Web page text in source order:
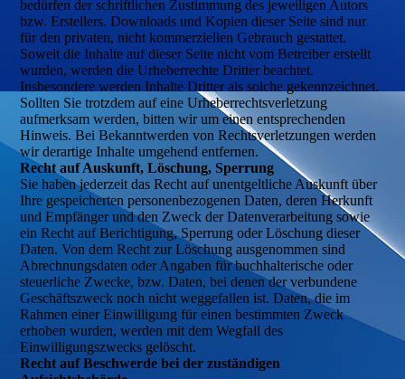
bedürfen der schriftlichen Zustimmung des jeweiligen Autors
bzw. Erstellers. Downloads und Kopien dieser Seite sind nur
für den privaten, nicht kommerziellen Gebrauch gestattet.
Soweit die Inhalte auf dieser Seite nicht vom Betreiber erstellt
wurden, werden die Urheberrechte Dritter beachtet.
Insbesondere werden Inhalte Dritter als solche gekennzeichnet.
Sollten Sie trotzdem auf eine Urheberrechtsverletzung
aufmerksam werden, bitten wir um einen entsprechenden
Hinweis. Bei Bekanntwerden von Rechtsverletzungen werden
wir derartige Inhalte umgehend entfernen.
Recht auf Auskunft, Löschung, Sperrung
Sie haben jederzeit das Recht auf unentgeltliche Auskunft über
Ihre gespeicherten personenbezogenen Daten, deren Herkunft
und Empfänger und den Zweck der Datenverarbeitung sowie
ein Recht auf Berichtigung, Sperrung oder Löschung dieser
Daten. Von dem Recht zur Löschung ausgenommen sind
Abrechnungsdaten oder Angaben für buchhalterische oder
steuerliche Zwecke, bzw. Daten, bei denen der verbundene
Geschäftszweck noch nicht weggefallen ist. Daten, die im
Rahmen einer Einwilligung für einen bestimmten Zweck
erhoben wurden, werden mit dem Wegfall des
Einwilligungszwecks gelöscht.
Recht auf Beschwerde bei der zuständigen